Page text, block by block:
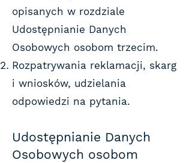
opisanych w rozdziale
Udostępnianie Danych
Osobowych osobom trzecim.
Rozpatrywania reklamacji, skarg
i wniosków, udzielania
odpowiedzi na pytania.
Udostępnianie Danych
Osobowych osobom